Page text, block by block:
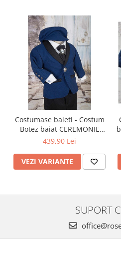
Costumase baieti - Costum
Botez baiat CEREMONIE
stofa albastra, 6 piese
439,90 Lei
VEZI VARIANTE
SUPORT